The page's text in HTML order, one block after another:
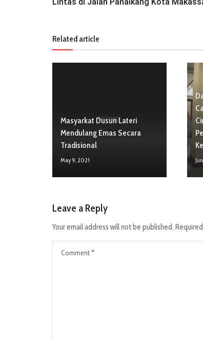
Related article
No Image
Masyarkat Dusun Lateri
Mendulang Emas Secara
Tradisional
May 9, 2021
Leave a Reply
Your email address will not be published.